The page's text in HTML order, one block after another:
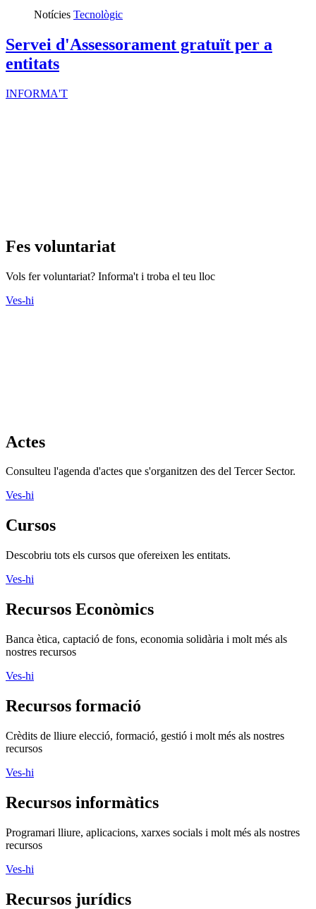
Notícies Tecnològic
Servei d'Assessorament gratuït per a
entitats
INFORMA'T
Fes voluntariat
Vols fer voluntariat? Informa't i troba el teu lloc
Ves-hi
Actes
Consulteu l'agenda d'actes que s'organitzen des del Tercer Sector.
Ves-hi
Cursos
Descobriu tots els cursos que ofereixen les entitats.
Ves-hi
Recursos Econòmics
Banca ètica, captació de fons, economia solidària i molt més als
nostres recursos
Ves-hi
Recursos formació
Crèdits de lliure elecció, formació, gestió i molt més als nostres
recursos
Ves-hi
Recursos informàtics
Programari lliure, aplicacions, xarxes socials i molt més als nostres
recursos
Ves-hi
Recursos jurídics